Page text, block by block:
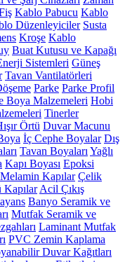
Kablo Pabucu Kablo
Düzenleyiciler Susta
Kroşe Kablo
Buat Kutusu ve Kapağı
Sistemleri Güneş
Tavan Vantilatörleri
Parke Parke Profil
Boya Malzemeleri Hobi
Tinerler
Örtü Duvar Macunu
İç Cephe Boyalar Dış
Tavan Boyaları Yağlı
Kapı Boyası Epoksi
Melamin Kapılar Çelik
Kapılar Acil Çıkış
Banyo Seramik ve
Mutfak Seramik ve
Laminant Mutfak
PVC Zemin Kaplama
Duvar Kağıtları